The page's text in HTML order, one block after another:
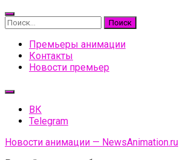
Skip
to
content
Найти:
Премьеры анимации
Контакты
Новости премьер
ВК
Telegram
Новости анимации — NewsAnimation.ru